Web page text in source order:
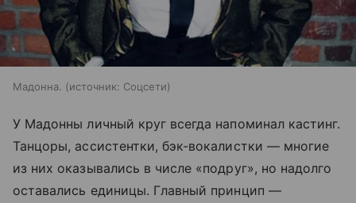
Мадонна. источник: Соцсети
У Мадонны личный круг всегда напоминал кастинг.
Танцоры, ассистентки, бэк-вокалистки — многие
из них оказывались в числе «подруг», но надолго
оставались единицы. Главный принцип —